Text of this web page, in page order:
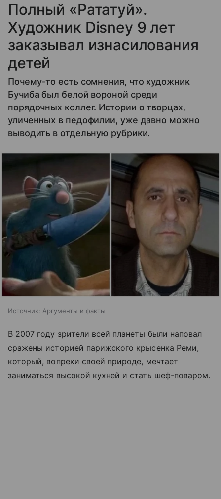
Полный «Рататуй».
Художник Disney 9 лет
заказывал изнасилования
детей
Почему-то есть сомнения, что художник
Бучиба был белой вороной среди
порядочных коллег. Истории о творцах,
уличенных в педофилии, уже давно можно
выводить в отдельную рубрики.
Источник: Аргументы и факты
В 2007 году зрители всей планеты были наповал
сражены историей парижского крысенка Реми,
который, вопреки своей природе, мечтает
заниматься высокой кухней и стать шеф-поваром.